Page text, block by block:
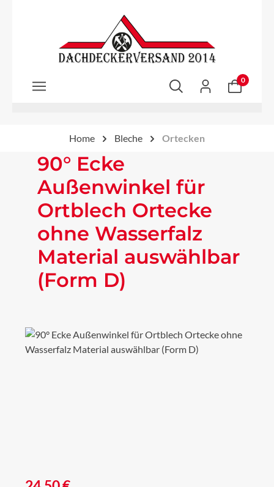
Zum Hauptinhalt springen
0
Home Bleche Ortecken
90° Ecke
Außenwinkel für
Ortblech Ortecke
ohne Wasserfalz
Material auswählbar
(Form D)
Bildergalerie überspringen
Regulärer Preis: